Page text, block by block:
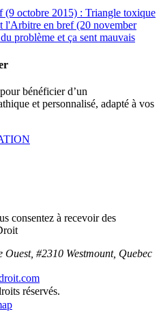
(9 octobre 2015) : Triangle toxique
l'Arbitre en bref (20 november
problème et ça sent mauvais
bénéficier d’un
et personnalisé, adapté à vos
consentez à recevoir des
#2310 Westmount, Quebec
réservés.